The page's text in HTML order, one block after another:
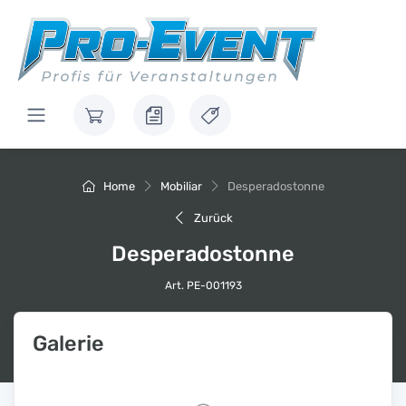
Home Mobiliar Desperadostonne
Zurück
Desperadostonne
Art. PE-001193
Galerie